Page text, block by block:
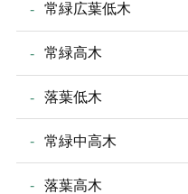
常緑広葉低木
常緑高木
落葉低木
常緑中高木
落葉高木